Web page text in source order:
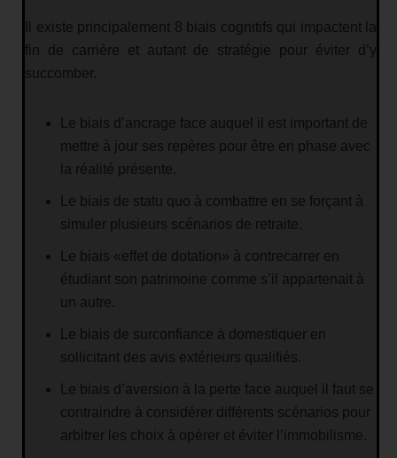
Il existe principalement 8 biais cognitifs qui impactent la
fin de carrière et autant de stratégie pour éviter d’y
succomber.
Le biais d’ancrage face auquel il est important de
mettre à jour ses repères pour être en phase avec
la réalité présente.
Le biais de statu quo à combattre en se forçant à
simuler plusieurs scénarios de retraite.
Le biais «effet de dotation» à contrecarrer en
étudiant son patrimoine comme s’il appartenait à
un autre.
Le biais de surconfiance à domestiquer en
sollicitant des avis extérieurs qualifiés.
Le biais d’aversion à la perte face auquel il faut se
contraindre à considérer différents scénarios pour
arbitrer les choix à opérer et éviter l’immobilisme.